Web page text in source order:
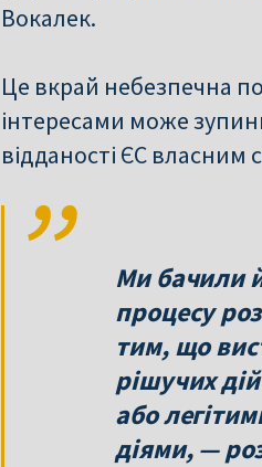
Вокалек.
Це вкрай небезпечна
інтересами може
відданості ЄС власним
Ми бачили
процесу
тим, що
рішучих
або
діями, —